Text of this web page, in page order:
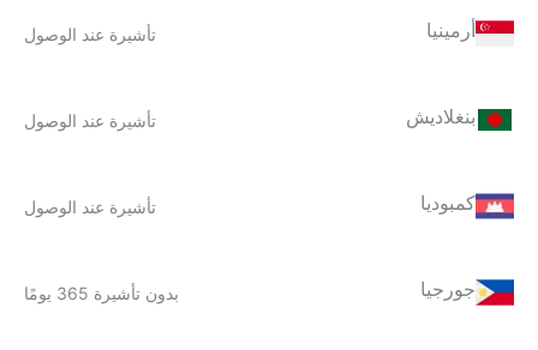
أرمينيا تأشيرة عند الوصول
بنغلاديش تأشيرة عند الوصول
كمبوديا تأشيرة عند الوصول
جورجيا بدون تأشيرة 365 يومًا